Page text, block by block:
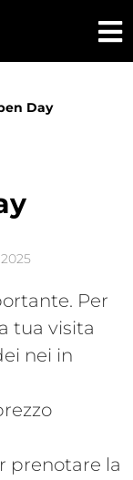
Day
Per
tua visita
nei in
prenotare la